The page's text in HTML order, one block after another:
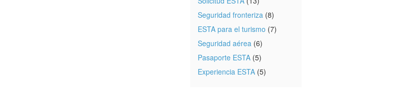
Seguridad fronteriza (8)
ESTA para el turismo (7)
Seguridad aérea (6)
Pasaporte ESTA (5)
Experiencia ESTA (5)